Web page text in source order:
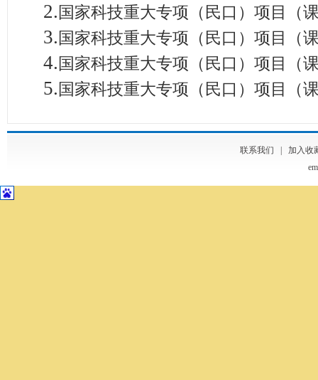
2. 国家科技重大专项（民口）项目（
3. 国家科技重大专项（民口）项目（
4. 国家科技重大专项（民口）项目（
5. 国家科技重大专项（民口）项目（
联系我们 |加入收